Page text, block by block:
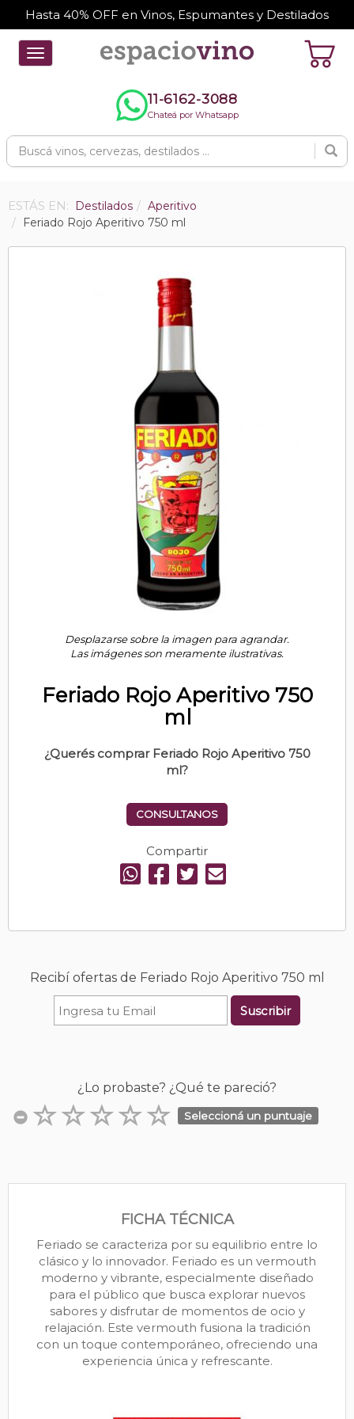
Hasta 40% OFF en Vinos, Espumantes y Destilados
Toggle
navigation
11-6162-3088
Chateá por Whatsapp
ESTÁS EN: Destilados
Aperitivo
Feriado Rojo Aperitivo 750 ml
Desplazarse sobre la imagen para agrandar.
Las imágenes son meramente ilustrativas.
Feriado Rojo Aperitivo 750
ml
¿Querés comprar Feriado Rojo Aperitivo 750
ml?
CONSULTANOS
Compartir
Recibí ofertas de Feriado Rojo Aperitivo 750 ml
Suscribir
¿Lo probaste? ¿Qué te pareció?
Seleccioná un puntuaje
FICHA TÉCNICA
Feriado se caracteriza por su equilibrio entre lo
clásico y lo innovador. Feriado es un vermouth
moderno y vibrante, especialmente diseñado
para el público que busca explorar nuevos
sabores y disfrutar de momentos de ocio y
relajación. Este vermouth fusiona la tradición
con un toque contemporáneo, ofreciendo una
experiencia única y refrescante.